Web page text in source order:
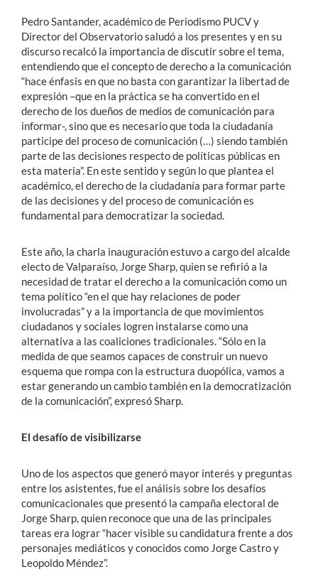
Pedro Santander, académico de Periodismo PUCV y
Director del Observatorio saludó a los presentes y en su
discurso recalcó la importancia de discutir sobre el tema,
entendiendo que el concepto de derecho a la comunicación
“hace énfasis en que no basta con garantizar la libertad de
expresión –que en la práctica se ha convertido en el
derecho de los dueños de medios de comunicación para
informar-, sino que es necesario que toda la ciudadanía
participe del proceso de comunicación (…) siendo también
parte de las decisiones respecto de políticas públicas en
esta materia”. En este sentido y según lo que plantea el
académico, el derecho de la ciudadanía para formar parte
de las decisiones y del proceso de comunicación es
fundamental para democratizar la sociedad.
Este año, la charla inauguración estuvo a cargo del alcalde
electo de Valparaíso, Jorge Sharp, quien se refirió a la
necesidad de tratar el derecho a la comunicación como un
tema político “en el que hay relaciones de poder
involucradas” y a la importancia de que movimientos
ciudadanos y sociales logren instalarse como una
alternativa a las coaliciones tradicionales. “Sólo en la
medida de que seamos capaces de construir un nuevo
esquema que rompa con la estructura duopólica, vamos a
estar generando un cambio también en la democratización
de la comunicación”, expresó Sharp.
El desafío de visibilizarse
Uno de los aspectos que generó mayor interés y preguntas
entre los asistentes, fue el análisis sobre los desafíos
comunicacionales que presentó la campaña electoral de
Jorge Sharp, quien reconoce que una de las principales
tareas era lograr “hacer visible su candidatura frente a dos
personajes mediáticos y conocidos como Jorge Castro y
Leopoldo Méndez”.